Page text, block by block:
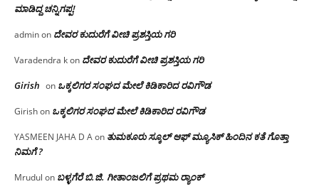
ಮಾಡಿದ್ದ ಚನ್ನಿಗಪ್ಪ!
adminon ದೇವರ ಕುದುರೆಗೆ ವೀಚಿ ಪ್ರಶಸ್ತಿಯ ಗರಿ
Varadendra kon ದೇವರ ಕುದುರೆಗೆ ವೀಚಿ ಪ್ರಶಸ್ತಿಯ ಗರಿ
Girish on ಒಕ್ಕಲಿಗರ ಸಂಘದ ಮೇಲೆ ಕಿಡಿಕಾರಿದ ರವಿಗೌಡ
Girishon ಒಕ್ಕಲಿಗರ ಸಂಘದ ಮೇಲೆ ಕಿಡಿಕಾರಿದ ರವಿಗೌಡ
YASMEEN JAHA D Aon ತುಮಕೂರು ಸ್ಕೂಲ್ ಆಫ್ ಮ್ಯೂಸಿಕ್ ಹಿಂದಿನ ಕತೆ ಗೊತ್ತಾ
ನಿಮಗೆ ?
Mrudul on ಬಳ್ಳಗೆರೆ ಬಿ.ಜಿ. ಗೀತಾಂಜಲಿಗೆ ಪ್ರಥಮ ರ‌್ಯಾಂಕ್